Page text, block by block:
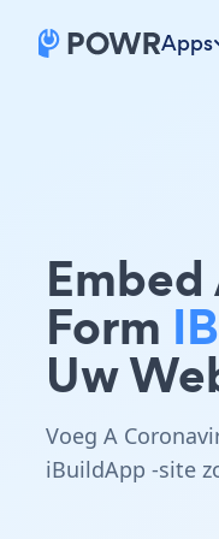
Apps
Form
Uw
Voeg A
iBuildApp -site